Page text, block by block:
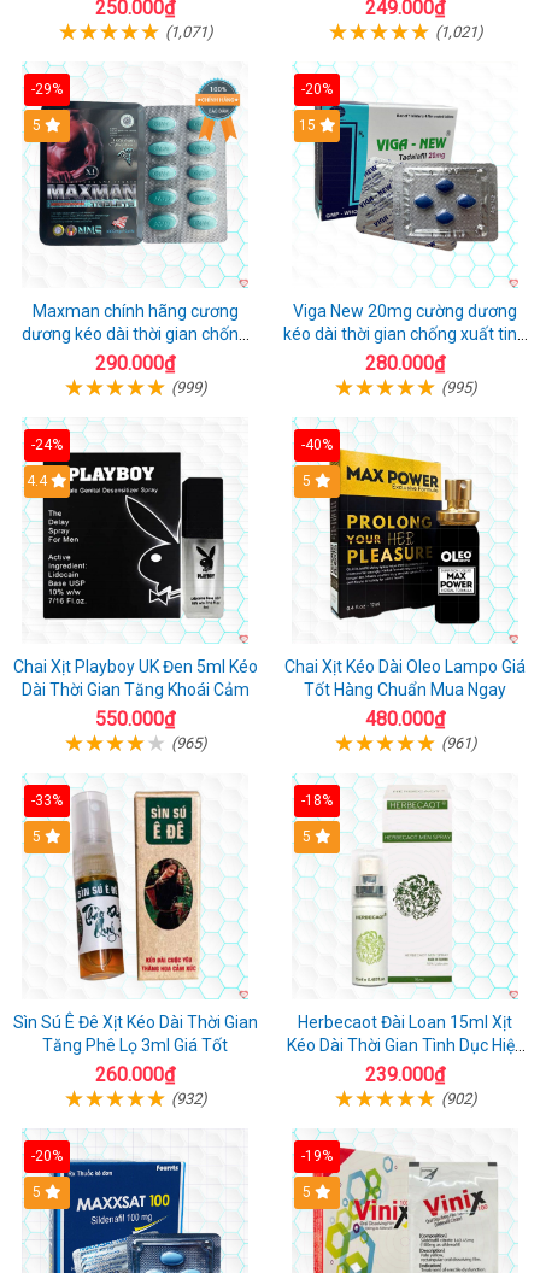
250.000₫
(1,071)
249.000₫
(1,021)
-29%
Hot
5
Maxman chính hãng cương
dương kéo dài thời gian chống
xuất tinh sớm hộp 10 viên
290.000₫
(999)
-20%
15
Viga New 20mg cường dương
kéo dài thời gian chống xuất tinh
hộp 4 viên
280.000₫
(995)
-24%
Hot
4.4
Chai Xịt Playboy UK Đen 5ml Kéo
Dài Thời Gian Tăng Khoái Cảm
550.000₫
(965)
-40%
5
Chai Xịt Kéo Dài Oleo Lampo Giá
Tốt Hàng Chuẩn Mua Ngay
480.000₫
(961)
-33%
5
Sìn Sú Ê Đê Xịt Kéo Dài Thời Gian
Tăng Phê Lọ 3ml Giá Tốt
260.000₫
(932)
-18%
5
Herbecaot Đài Loan 15ml Xịt
Kéo Dài Thời Gian Tình Dục Hiệu
Quả
239.000₫
(902)
-20%
5
-19%
5